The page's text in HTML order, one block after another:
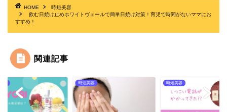
HOME
時短美容
飲む日焼け止めホワイトヴェールで簡単日焼け対策！育児で時間がないママにお
すすめ！
関連記事
時短美容 時短美容